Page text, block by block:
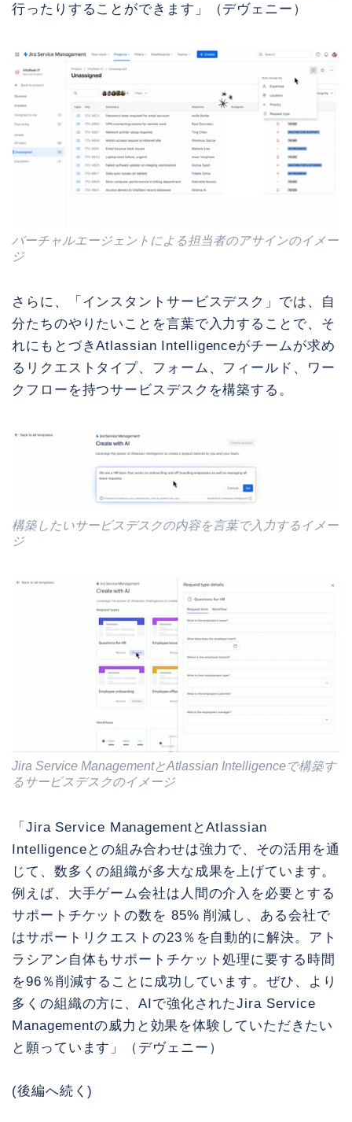
行ったりすることができます」（デヴェニー）
バーチャルエージェントによる担当者のアサインのイメー
ジ
さらに、「インスタントサービスデスク」では、自
分たちのやりたいことを言葉で入力することで、そ
れにもとづきAtlassian Intelligenceがチームが求め
るリクエストタイプ、フォーム、フィールド、ワー
クフローを持つサービスデスクを構築する。
構築したいサービスデスクの内容を言葉で入力するイメー
ジ
Jira Service ManagementとAtlassian Intelligenceで構築す
るサービスデスクのイメージ
「Jira Service ManagementとAtlassian
Intelligenceとの組み合わせは強力で、その活用を通
じて、数多くの組織が多大な成果を上げています。
例えば、大手ゲーム会社は人間の介入を必要とする
サポートチケットの数を 85% 削減し、ある会社で
はサポートリクエストの23％を自動的に解決。アト
ラシアン自体もサポートチケット処理に要する時間
を96％削減することに成功しています。ぜひ、より
多くの組織の方に、AIで強化されたJira Service
Managementの威力と効果を体験していただきたい
と願っています」（デヴェニー）
(後編へ続く)